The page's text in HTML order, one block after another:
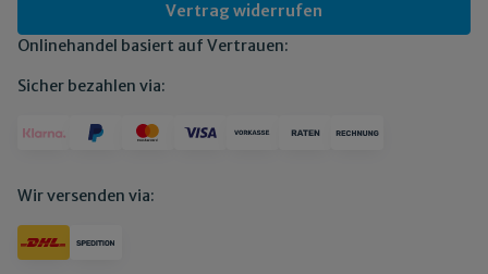
Vertrag widerrufen
Onlinehandel basiert auf Vertrauen:
Sicher bezahlen via:
Wir versenden via: